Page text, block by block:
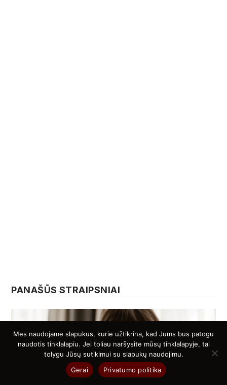
PANAŠŪS STRAIPSNIAI
Mes naudojame slapukus, kurie užtikrina, kad Jums bus patogu
naudotis tinklalapiu. Jei toliau naršysite mūsų tinklalapyje, tai
tolygu Jūsų sutikimui su slapukų naudojimu.
Gerai
Privatumo politika